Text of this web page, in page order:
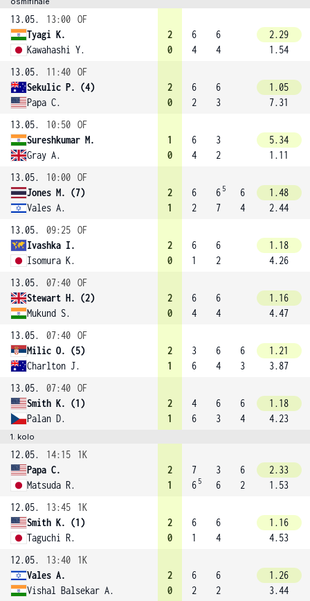
13.05. 13:00 OF
Tyagi K.
Kawahashi Y.
2
0
6
4
6
4
2.29
1.54
13.05.
11:40 OF
Sekulic P. (4)
Papa C.
2
0
6
2
6
3
1.05
7.31
13.05.
10:50 OF
Sureshkumar M.
Gray A.
1
0
6
4
3
2
5.34
1.11
13.05.
10:00 OF
Jones M. (7)
Vales A.
2
1
6
2
6 5
7
6
4
1.48
2.44
13.05.
09:25 OF
Ivashka I.
Isomura K.
2
0
6
1
6
2
1.18
4.26
13.05.
07:40 OF
Stewart H. (2)
Mukund S.
2
0
6
4
6
4
1.16
4.47
13.05.
07:40 OF
Milic O. (5)
Charlton J.
2
1
3
6
6
4
6
3
1.21
3.87
13.05.
07:40 OF
Smith K. (1)
Palan D.
2
1
4
6
6
3
6
4
1.18
4.23
1. kolo
12.05. 14:15
1K
Papa C.
Matsuda R.
2
1
7
6 5
3
6
6
2
2.33
1.53
12.05.
13:45
1K
Smith K. (1)
Taguchi R.
2
0
6
1
6
4
1.16
4.53
12.05.
13:40
1K
Vales A.
Vishal Balsekar A.
2
0
6
2
6
2
1.26
3.44